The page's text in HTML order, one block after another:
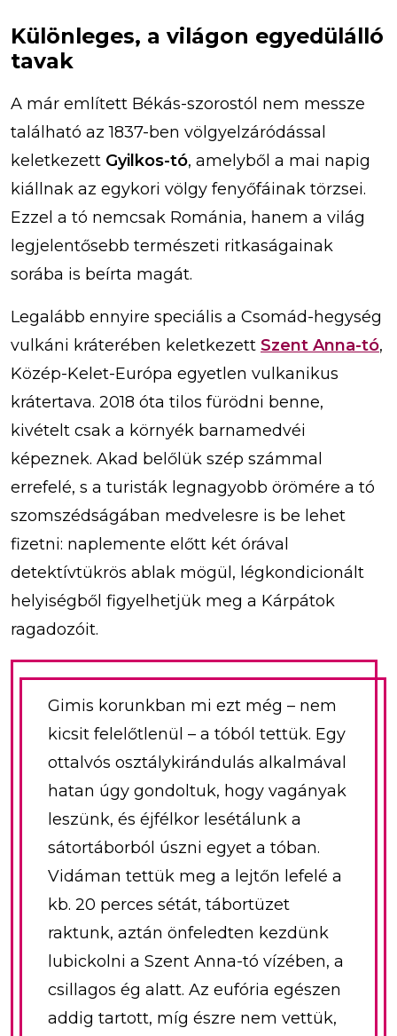
Különleges, a világon egyedülálló
tavak
A már említett Békás-szorostól nem messze
található az 1837-ben völgyelzáródással
keletkezett Gyilkos-tó, amelyből a mai napig
kiállnak az egykori völgy fenyőfáinak törzsei.
Ezzel a tó nemcsak Románia, hanem a világ
legjelentősebb természeti ritkaságainak
sorába is beírta magát.
Legalább ennyire speciális a Csomád-hegység
vulkáni kráterében keletkezett Szent Anna-tó,
Közép-Kelet-Európa egyetlen vulkanikus
krátertava. 2018 óta tilos fürödni benne,
kivételt csak a környék barnamedvéi
képeznek. Akad belőlük szép számmal
errefelé, s a turisták legnagyobb örömére a tó
szomszédságában medvelesre is be lehet
fizetni: naplemente előtt két órával
detektívtükrös ablak mögül, légkondicionált
helyiségből figyelhetjük meg a Kárpátok
ragadozóit.
Gimis korunkban mi ezt még – nem
kicsit felelőtlenül – a tóból tettük. Egy
ottalvós osztálykirándulás alkalmával
hatan úgy gondoltuk, hogy vagányak
leszünk, és éjfélkor lesétálunk a
sátortáborból úszni egyet a tóban.
Vidáman tettük meg a lejtőn lefelé a
kb. 20 perces sétát, tábortüzet
raktunk, aztán önfeledten kezdünk
lubickolni a Szent Anna-tó vízében, a
csillagos ég alatt. Az eufória egészen
addig tartott, míg észre nem vettük,